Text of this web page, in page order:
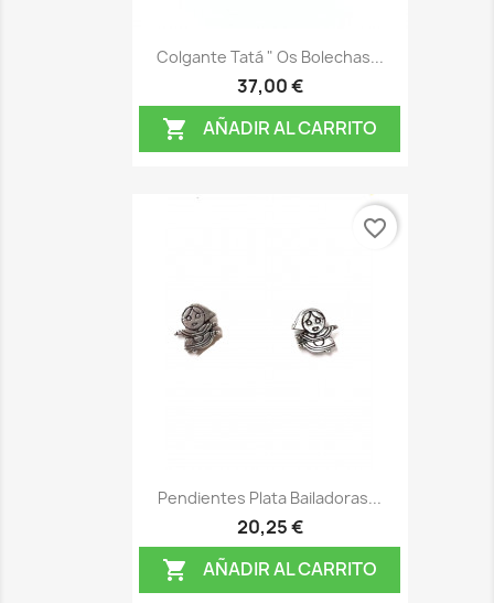
Colgante Tatá " Os Bolechas...
37,00 €
 AÑADIR AL CARRITO
Pendientes Plata Bailadoras...
20,25 €
 AÑADIR AL CARRITO
favorite_border